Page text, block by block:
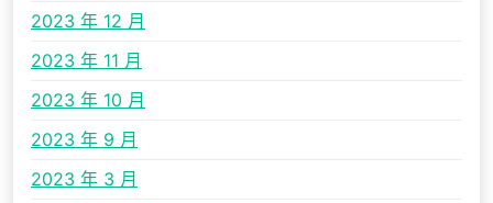
2023 年 12 月
2023 年 11 月
2023 年 10 月
2023 年 9 月
2023 年 3 月